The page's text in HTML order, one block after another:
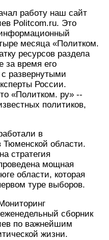
работу наш сайт
Politcom.ru. Это
месяца «Политком.
ресурсов раздела
за время его
развернутыми
России.
«Политком. ру» --
политиков,
в
Тюменской области.
стратегия
мощная
области, которая
туре выборов.
сборник
по важнейшим
жизни.